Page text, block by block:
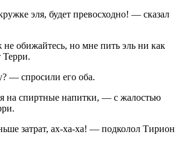
эля, будет превосходно! — сказал
обижайтесь, но мне пить эль ни как
Терри.
— спросили его оба.
на спиртные напитки, — с жалостью
затрат, ах-ха-ха! — подколол Тирион